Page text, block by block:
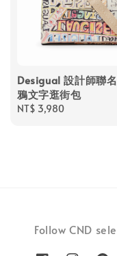
Desigual 設計師聯
鴉文字逛街包
Regular
NT$ 3,980
Follow CND